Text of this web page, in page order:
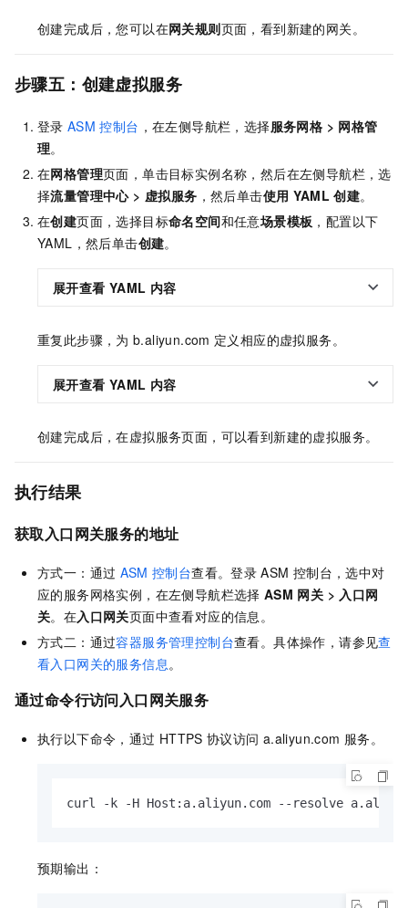
创建完成后，您可以在网关规则页面，看到新建的网关。
步骤五：创建虚拟服务
登录 ASM 控制台 ，在左侧导航栏，选择服务网格 > 网格管
理。
在网格管理页面，单击目标实例名称，然后在左侧导航栏，选
择流量管理中心> 虚拟服务 ，然后单击使用 YAML 创建。
在创建页面，选择目标命名空间和任意场景模板 ，配置以下
YAML，然后单击创建。
展开查看 YAML 内容
重复此步骤，为 b.aliyun.com 定义相应的虚拟服务。
展开查看 YAML 内容
创建完成后，在虚拟服务页面，可以看到新建的虚拟服务。
执行结果
获取入口网关服务的地址
方式一：通过 ASM 控制台查看。登录 ASM 控制台，选中对
应的服务网格实例，在左侧导航栏选择 ASM 网关 > 入口网
关。在入口网关页面中查看对应的信息。
方式二：通过容器服务管理控制台查看。具体操作，请参见查
看入口网关的服务信息 。
通过命令行访问入口网关服务
执行以下命令，通过 HTTPS 协议访问 a.aliyun.com 服务。
curl -k -H Host:a.aliyun.com --resolve
预期输出：